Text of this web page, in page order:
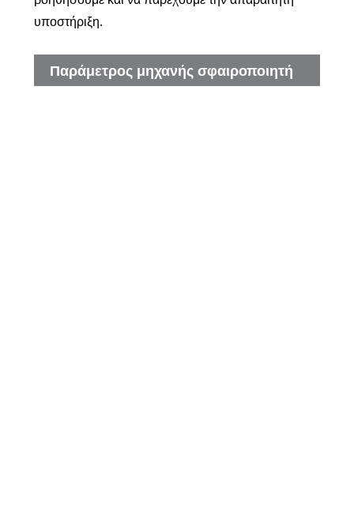
υποστήριξη.
Παράμετρος μηχανής σφαιροποιητή